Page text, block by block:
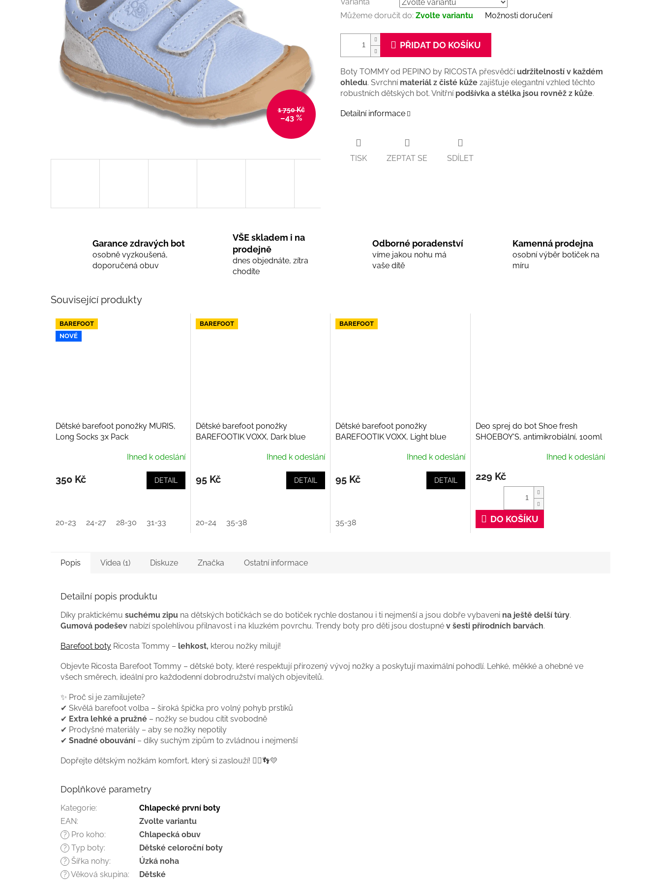
1 750 Kč
–43 %
Varianta
Můžeme doručit do: Zvolte variantu Možnosti doručení
PŘIDAT DO KOŠÍKU
Boty TOMMY od PEPINO by RICOSTA přesvědčí udržitelností v každém
ohledu. Svrchní materiál z čisté kůže zajišťuje elegantní vzhled těchto
robustních dětských bot. Vnitřní podšívka a stélka jsou rovněž z kůže.
Detailní informace
TISK ZEPTAT SE SDÍLET
Garance zdravých bot
osobně vyzkoušená,
doporučená obuv
VŠE skladem i na
prodejně
dnes objednáte, zítra
chodíte
Odborné poradenství
víme jakou nohu má
vaše dítě
Kamenná prodejna
osobní výběr botiček na
míru
Související produkty
BAREFOOT
NOVÉ
Dětské barefoot ponožky MURIS,
Long Socks 3x Pack
Ihned k odeslání
350 Kč DETAIL
20-23 24-27 28-30 31-33
BAREFOOT
Dětské barefoot ponožky
BAREFOOTIK VOXX, Dark blue
Ihned k odeslání
95 Kč DETAIL
20-24 35-38
BAREFOOT
Dětské barefoot ponožky
BAREFOOTIK VOXX, Light blue
Ihned k odeslání
95 Kč DETAIL
35-38
Deo sprej do bot Shoe fresh
SHOEBOY'S, antimikrobiální, 100ml
Ihned k odeslání
229 Kč
DO KOŠÍKU
Popis Videa (1) Diskuze Značka Ostatní informace
Detailní popis produktu
Díky praktickému suchému zipu na dětských botičkách se do botiček rychle dostanou i ti nejmenší a jsou dobře vybaveni na ještě delší túry.
Gumová podešev nabízí spolehlivou přilnavost i na kluzkém povrchu. Trendy boty pro děti jsou dostupné v šesti přírodních barvách.
Barefoot boty Ricosta Tommy – lehkost, kterou nožky milují!
Objevte Ricosta Barefoot Tommy – dětské boty, které respektují přirozený vývoj nožky a poskytují maximální pohodlí. Lehké, měkké a ohebné ve
všech směrech, ideální pro každodenní dobrodružství malých objevitelů.
✨ Proč si je zamilujete?
✔ Skvělá barefoot volba – široká špička pro volný pohyb prstíků
✔ Extra lehké a pružné – nožky se budou cítit svobodně
✔ Prodyšné materiály – aby se nožky nepotily
✔ Snadné obouvání – díky suchým zipům to zvládnou i nejmenší
Dopřejte dětským nožkám komfort, který si zaslouží! 🏃‍♂👣💛
Doplňkové parametry
Kategorie:
Chlapecké první boty
EAN: Zvolte variantu
? Pro koho: Chlapecká obuv
? Typ boty: Dětské celoroční boty
? Šířka nohy: Úzká noha
? Věková skupina: Dětské